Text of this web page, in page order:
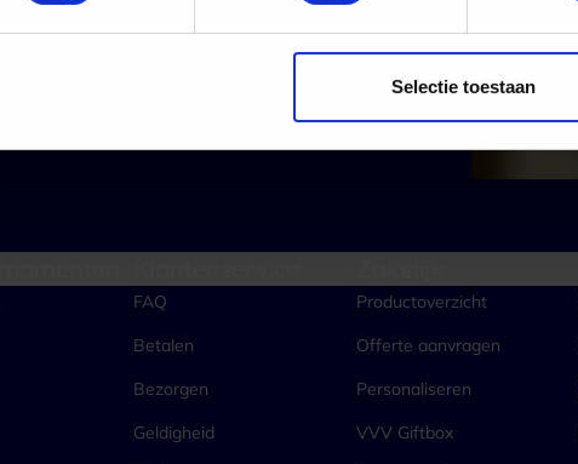
Selectie toestaan
FAQ
Betalen
Bezorgen
Geldigheid
Productoverzicht
Offerte aanvragen
Personaliseren
VVV Giftbox